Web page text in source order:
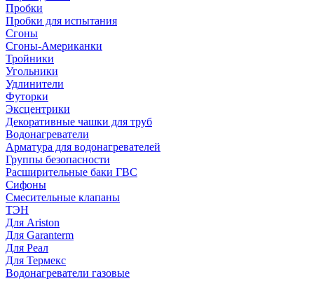
Пробки
Пробки для испытания
Сгоны
Сгоны-Американки
Тройники
Угольники
Удлинители
Футорки
Эксцентрики
Декоративные чашки для труб
Водонагреватели
Арматура для водонагревателей
Группы безопасности
Расширительные баки ГВС
Сифоны
Смесительные клапаны
ТЭН
Для Ariston
Для Garanterm
Для Реал
Для Термекс
Водонагреватели газовые